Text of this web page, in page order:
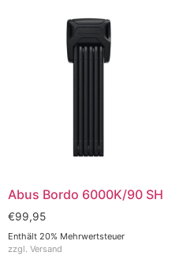
Abus Bordo 6000K/90 SH
€99,95
Enthält 20% Mehrwertsteuer
zzgl. Versand